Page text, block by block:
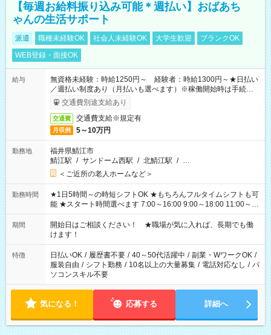
【毎週お給料振り込み可能＊週払い】おばあち
ゃんの生活サポート
派遣 職種未経験OK 社会人未経験OK 大学生歓迎
ブランクOK
WEB登録・面接OK
給与
無資格未経験：時給1250円～ 経験者：時給1300円～★日払い
／週払い制度あり（月払いも選べます）※稼働開始時は手続き完
了次第のお支払いとなります。
交通費別途支給あり
交通費 交通費支給※規定有
月収例 5～10万円
勤務地
福井県鯖江市
鯖江駅 / サンドーム西駅 / 北鯖江駅 / …
＜ご近所の老人ホームなど＞
勤務時間
★1日5時間～の時短シフトOK ★もちろんフルタイムシフトも可
能 ★スタート時間選べます 7:00～16:00 9:00～18:00 11:00～
20:00 など 残業なし！ ※Wワークの場合、他のお仕事と合わせ
週40時間超の就業はご案内できません ※法令に基づき、週20時
間以上勤務は社会保険への加入対象となります ※労働者派遣法
（日雇い派遣の原則禁止）により、短時間・短期間の就業はご
案内が難しい場合があります
期間
開始日はご相談ください！ ★職場が気に入れば、長期でも働
けます！
特徴 日払いOK / 履歴書不要 / 40～50代活躍中 / 副業・WワークOK /
服装自由 / シフト勤務 / 10名以上の大量募集 / 電話対応なし / パ
ソコンスキル不要
気になる！ 応募する 詳細へ